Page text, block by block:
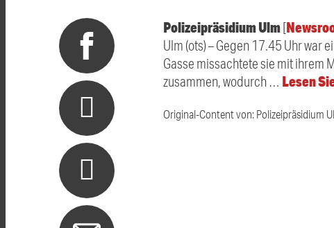
Polizeipräsidium Ulm[
Ulm (ots) – Gegen 17.45 Uhr
Gasse missachtete sie mit ihrem
zusammen, wodurch … Lesen
Original-Content von: Polizeipräsidium